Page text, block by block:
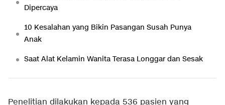
Dipercaya
10 Kesalahan yang Bikin Pasangan Susah Punya
Anak
Saat Alat Kelamin Wanita Terasa Longgar dan Sesak
Penelitian dilakukan kepada 536 pasien yang